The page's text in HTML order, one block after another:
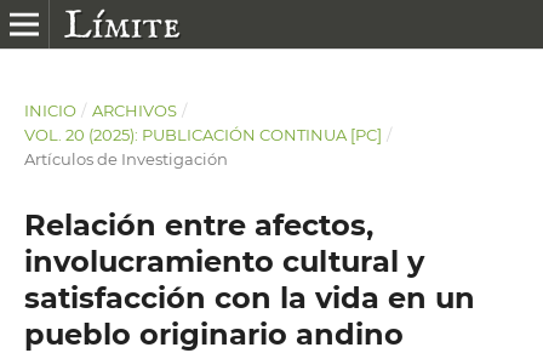
INICIO / ARCHIVOS /
VOL. 20 (2025): PUBLICACIÓN CONTINUA [PC] /
Artículos de Investigación
Relación entre afectos,
involucramiento cultural y
satisfacción con la vida en un
pueblo originario andino